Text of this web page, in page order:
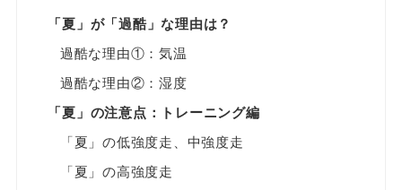
「夏」が「過酷」な理由は？
過酷な理由①：気温
過酷な理由②：湿度
「夏」の注意点：トレーニング編
「夏」の低強度走、中強度走
「夏」の高強度走